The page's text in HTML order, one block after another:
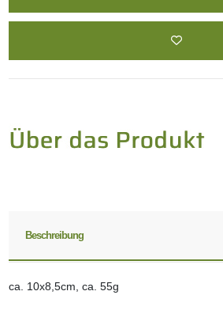
Beschreibung
ca. 10x8,5cm, ca. 55g